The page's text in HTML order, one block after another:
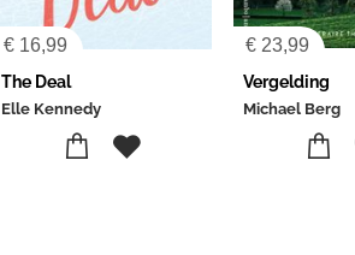
€16,99
The Deal
Elle Kennedy
€ 23,99
Vergelding
Michael Berg